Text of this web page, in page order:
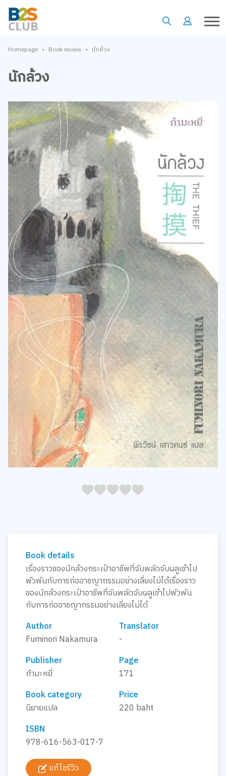
Homepage • Book review • นักล้วง
นักล้วง
45
4
35
3
25
2
15
1
05
Book details
เรื่องราวของนักล้วงกระเป๋าอาชีพที่จับพลัดจับผลูเข้าไป
พัวพันกับการก่ออาชญากรรมอย่างเลี่ยงไม่ได้เรื่องราว
ของนักล้วงกระเป๋าอาชีพที่จับพลัดจับผลูเข้าไปพัวพัน
กับการก่ออาชญากรรมอย่างเลี่ยงไม่ได้
Author
Fuminori Nakamura
Translator
-
Publisher
กำมะหยี่
Page
171
Book category
นิยายแปล
Price
220 baht
ISBN
978-616-563-017-7
แก้ไขรีวิว